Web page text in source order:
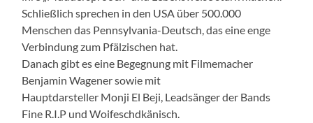
Schließlich sprechen in den USA über 500.000
Menschen das Pennsylvania-Deutsch, das eine enge
Verbindung zum Pfälzischen hat.
Danach gibt es eine Begegnung mit Filmemacher
Benjamin Wagener sowie mit
Hauptdarsteller Monji El Beji, Leadsänger der Bands
Fine R.I.P und Woifeschdkänisch.